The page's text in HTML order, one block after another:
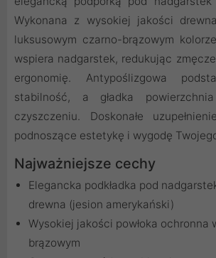
Wykonana z wysokiej jakości
luksusowym czarno-brązowym
wspiera nadgarstek, redukując
ergonomię. Antypoślizgowa
stabilność, a gładka
czyszczeniu. Doskonałe
podnoszące estetykę i wygodę
Najważniejsze cechy
Elegancka podkładka pod
drewna (jesion amerykański)
Wysokiej jakości powłoka ochronna
brązowym